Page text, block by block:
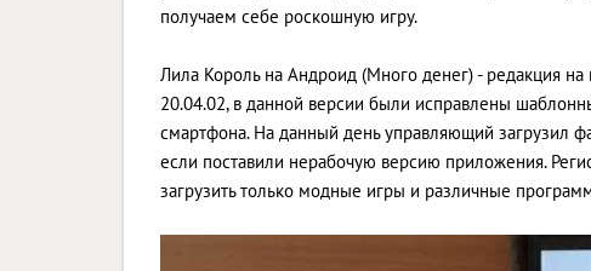
получаем себе роскошную игру.
Лила Король на Андроид (Много денег) - редакция
20.04.02, в данной версии были исправлены
смартфона. На данный день управляющий загрузил
если поставили нерабочую версию приложения.
загрузить только модные игры и различные